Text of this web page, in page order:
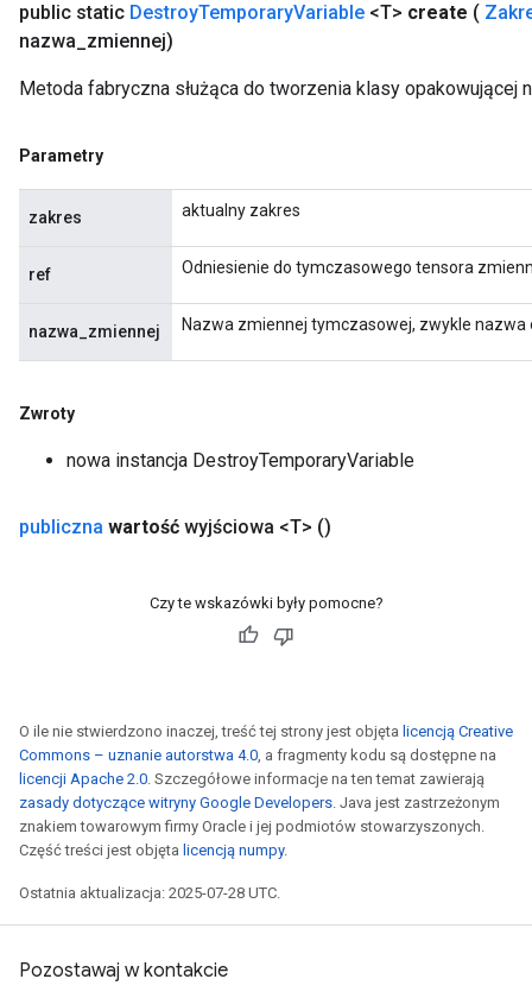
public static DestroyTemporaryVariable <T> create (
nazwa zmiennej)
Metoda fabryczna służąca do tworzenia klasy opakowującej
Parametry
zakres aktualny zakres
ref Odniesienie do tymczasowego tensora
nazwa_zmiennej Nazwa zmiennej tymczasowej, zwykle nazwa
Zwroty
nowa instancja DestroyTemporaryVariable
publiczna wartość wyjściowa <T> ()
Czy te wskazówki były pomocne?
O ile nie stwierdzono inaczej, treść tej strony jest objęta licencją Creative
Commons – uznanie autorstwa 4.0, a fragmenty kodu są dostępne na
licencji Apache 2.0. Szczegółowe informacje na ten temat zawierają
zasady dotyczące witryny Google Developers. Java jest zastrzeżonym
znakiem towarowym firmy Oracle i jej podmiotów stowarzyszonych.
Część treści jest objęta licencją numpy.
Ostatnia aktualizacja: 2025-07-28 UTC.
Pozostawaj w kontakcie